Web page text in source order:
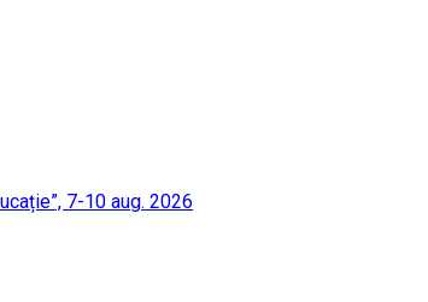
7-10 aug. 2026